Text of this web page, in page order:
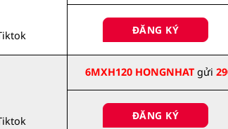
ĐĂNG KÝ
6MXH120 HONGNHAT gửi
ĐĂNG KÝ